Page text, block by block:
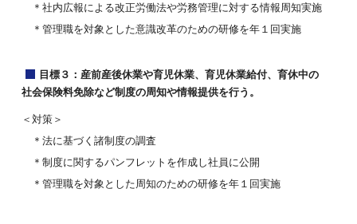
＊社内広報による改正労働法や労務管理に対する情報周知実施
＊管理職を対象とした意識改革のための研修を年１回実施
目標３：産前産後休業や育児休業、育児休業給付、育休中の
社会保険料免除など制度の周知や情報提供を行う。
＜対策＞
＊法に基づく諸制度の調査
＊制度に関するパンフレットを作成し社員に公開
＊管理職を対象とした周知のための研修を年１回実施